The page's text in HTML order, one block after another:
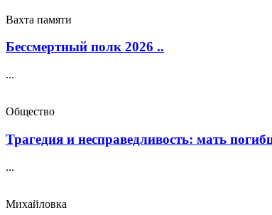
Вахта памяти
Бессмертный полк 2026 ..
...
Общество
Трагедия и несправедливость: мать
...
Михайловка